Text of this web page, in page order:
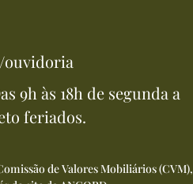
ouvidoria
9h às 18h de segunda a
feriados.
de Valores Mobiliários (CVM),